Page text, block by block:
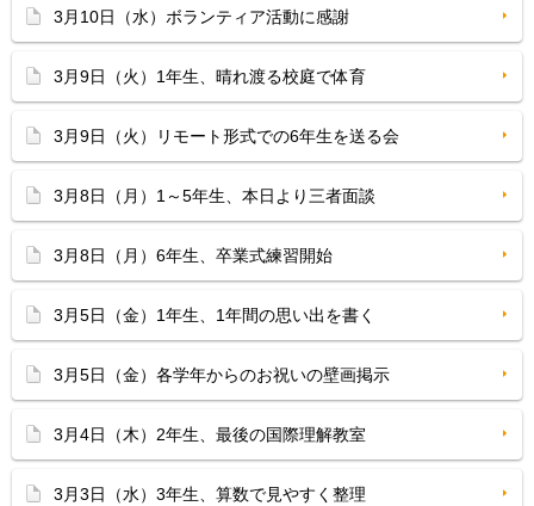
3月10日（水）ボランティア活動に感謝
3月9日（火）1年生、晴れ渡る校庭で体育
3月9日（火）リモート形式での6年生を送る会
3月8日（月）1～5年生、本日より三者面談
3月8日（月）6年生、卒業式練習開始
3月5日（金）1年生、1年間の思い出を書く
3月5日（金）各学年からのお祝いの壁画掲示
3月4日（木）2年生、最後の国際理解教室
3月3日（水）3年生、算数で見やすく整理